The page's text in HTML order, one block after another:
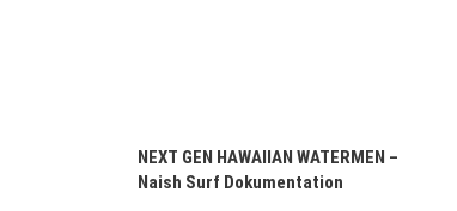
NEXT GEN HAWAIIAN WATERMEN –
Naish Surf Dokumentation